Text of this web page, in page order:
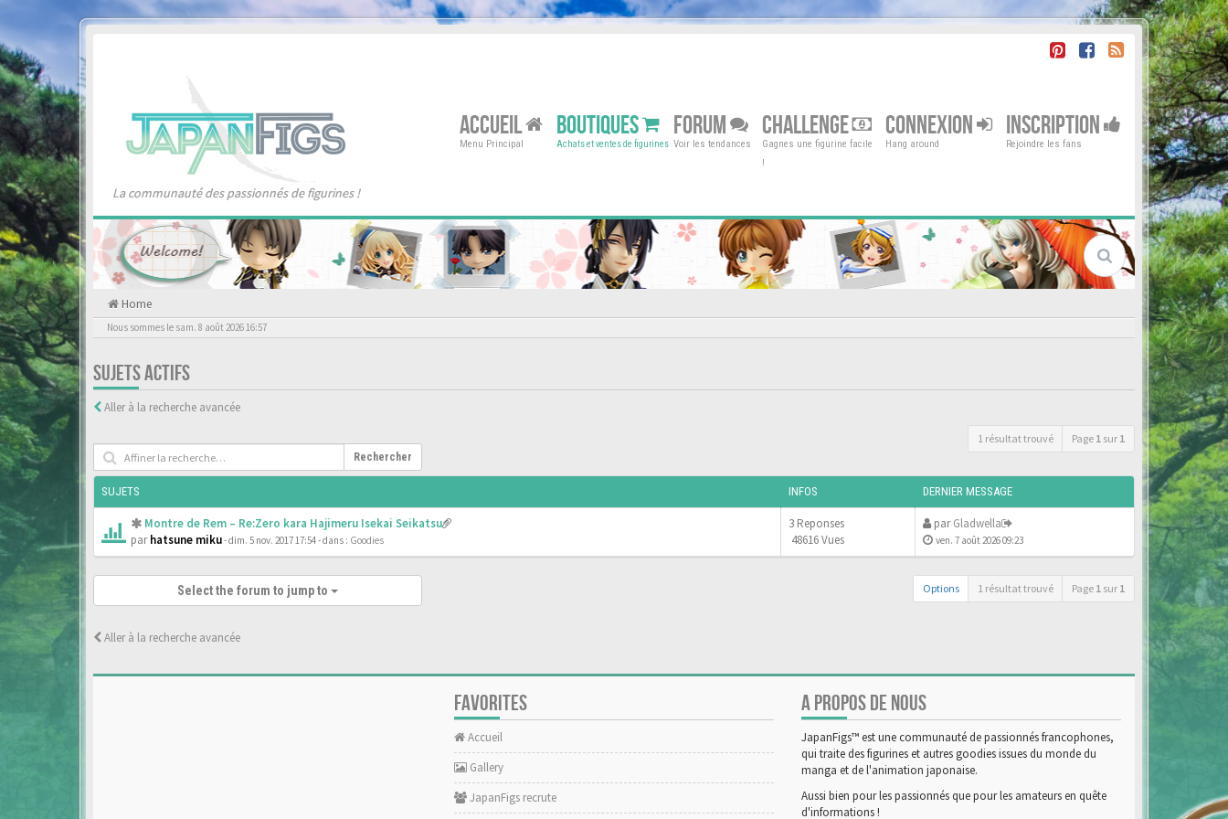
La communauté des passionnés de figurines !
ACCUEIL
Menu Principal
BOUTIQUES
Achats et ventes de figurines
FORUM
Voir les tendances
CHALLENGE
Gagnes une figurine facile
!
CONNEXION
Hang around
INSCRIPTION
Rejoindre les fans
Home
Nous sommes le sam. 8 août 2026 16:57
SUJETS ACTIFS
Aller à la recherche avancée
Rechercher
1 résultat trouvé Page 1 sur 1
SUJETS INFOS DERNIER MESSAGE
Montre de Rem – Re:Zero kara Hajimeru Isekai Seikatsu
parhatsune miku- dim. 5 nov. 2017 17:54- dans : Goodies
3 Reponses
48616 Vues
parGladwella
ven. 7 août 2026 09:23
Options 1 résultat trouvé Page 1 sur 1
Select the forum to jump to
Aller à la recherche avancée
FAVORITES
Accueil
Gallery
JapanFigs recrute
A PROPOS DE NOUS
JapanFigs™ est une communauté de passionnés francophones,
qui traite des figurines et autres goodies issues du monde du
manga et de l'animation japonaise.
Aussi bien pour les passionnés que pour les amateurs en quête
d'informations !